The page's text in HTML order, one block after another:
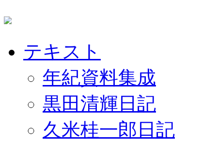
テキスト
年紀資料集成
黒田清輝日記
久米桂一郎日記